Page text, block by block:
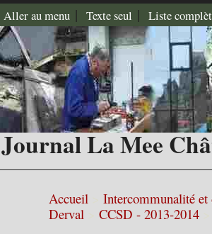
Aller au menu | Texte seul | Liste
Journal La Mee
Accueil Intercommunalité et
Derval
CCSD - 2013-2014>